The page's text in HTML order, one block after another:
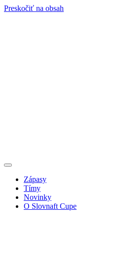
Preskočiť na obsah
Zápasy
Tímy
Novinky
O Slovnaft Cupe